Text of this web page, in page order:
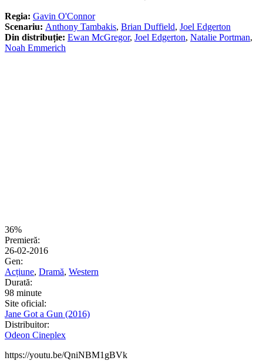
Regia: Gavin O'Connor
Scenariu: Anthony Tambakis, Brian Duffield, Joel Edgerton
Din distribuție: Ewan McGregor, Joel Edgerton, Natalie Portman,
Noah Emmerich
36%
Premieră:
26-02-2016
Gen:
Acțiune, Dramă, Western
Durată:
98 minute
Site oficial:
Jane Got a Gun (2016)
Distribuitor:
Odeon Cineplex
https://youtu.be/QniNBM1gBVk